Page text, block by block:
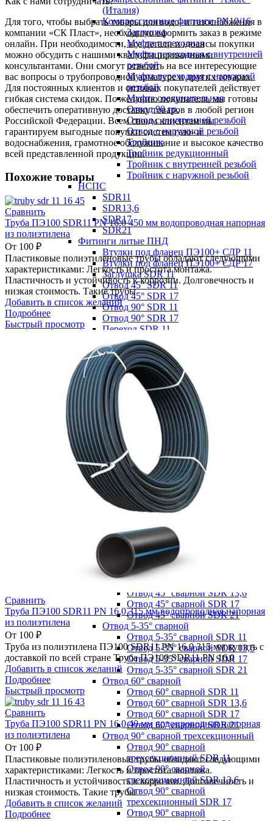
(Италия)
Компрессионные фитинги PN10/16
Заглушка
Муфта переходная
Муфта переходная с внутренней
резьбой
Муфта переходная с наружной
резьбой
Муфта соединительная
Отвод 90 гр.
Отвод с внутренней резьбой
Отвод с наружной резьбой
Тройник
Тройник редукционный
Тройник с внутренней резьбой
Тройник с наружной резьбой
НСПС
SDR11
SDR13,6
SDR17
SDR21
Фитинги литые ПНД
Втулки под фланец ПЭ100+ СДР 11
Втулки под фланец ПЭ100+ СДР 17
Заглушка SDR 11
Отвод 45° SDR 11
Отвод 45° SDR 17
Отвод 90° SDR 11
Отвод 90° SDR 17
Переход SDR 11
Переход SDR 17
Тройник равн. SDR 17
Тройник равнопроходной SDR 11
Тройник редукц. SDR 11
Тройник редукц. SDR 17
Фитинги сегментные ПНД
Втулка сварная удлиненная
Втулка сварная удлиненная SDR
Втулка сварная удлиненная SDR
13,6
Втулка сварная удлиненная SDR
17
Втулка сварная удлиненная SDR
21
Крестовина сварная
Крестовина сварная SDR 11
Крестовина сварная SDR 13,6
Крестовина сварная SDR 17
Крестовина сварная SDR 21
Нестандартные сегментные фитинги
Отвод 45° сварной
Отвод 45° сварной SDR 11
Отвод 45° сварной SDR 13,6
Отвод 45° сварной SDR 17
Отвод 45° сварной SDR 21
Отвод 5-35° сварной
Отвод 5-35° сварной SDR 11
Отвод 5-35° сварной SDR 13,6
Отвод 5-35° сварной SDR 17
Отвод 5-35° сварной SDR 21
Отвод 60° сварной
Отвод 60° сварной SDR 11
Отвод 60° сварной SDR 13,6
Отвод 60° сварной SDR 17
Отвод 60° сварной SDR 21
Отвод 90° сварной трехсекционный
Отвод 90° сварной
трехсекционный SDR 11
Отвод 90° сварной
трехсекционный SDR 13,6
Отвод 90° сварной
трехсекционный SDR 17
Отвод 90° сварной
Для того, чтобы выбрать товары для водо- и газоснабжения в
компании «СК Пласт», необходимо оформить заказ в режиме
онлайн. При необходимости, все детали и нюансы покупки
можно обсудить с нашими квалифицированными
консультантами. Они смогут ответить на все интересующие
вас вопросы о трубопроводной арматуре и других товарах.
Для постоянных клиентов и оптовых покупателей действует
гибкая система скидок. По желанию покупателя, мы готовы
обеспечить оперативную доставку товаров в любой регион
Российской Федерации. Всем своим клиентам мы
гарантируем выгодные покупки систем газо- и
водоснабжения, грамотное обслуживание и высокое качество
всей представленной продукции.
Похожие товары
Сравнить
Труба ПЭ100 SDR11 PN 16,0 450 мм водопроводная напорная
из полиэтилена
От 100 ₽
Пластиковые полиэтиленовые трубы обладают следующими
характеристиками: Легкость и простота монтажа.
Пластичность и устойчивость к коррозии. Долговечность и
низкая стоимость. Такие трубы
Добавить в список желаний
Подробнее
Быстрый просмотр
Сравнить
Труба ПЭ100 SDR11 PN 16,0 315 мм водопроводная напорная
из полиэтилена
От 100 ₽
Труба из полиэтилена ПЭ100 SDR11 PN 16,0 315 мм купить с
доставкой по всей стране Труба ПЭ100 SDR11 PN 16,0
Добавить в список желаний
Подробнее
Быстрый просмотр
Сравнить
Труба ПЭ100 SDR11 PN 16,0 40 мм водопроводная напорная
из полиэтилена
От 100 ₽
Пластиковые полиэтиленовые трубы обладают следующими
характеристиками: Легкость и простота монтажа.
Пластичность и устойчивость к коррозии. Долговечность и
низкая стоимость. Такие трубы
Добавить в список желаний
Подробнее